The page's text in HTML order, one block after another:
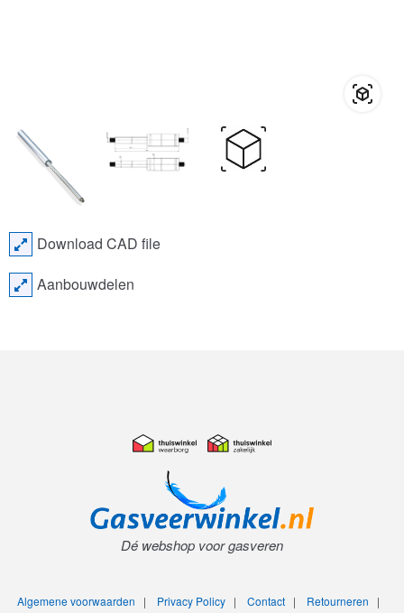
Download CAD file
Aanbouwdelen
Dé webshop voor gasveren
Algemene voorwaarden | Privacy Policy| Contact| Retourneren |